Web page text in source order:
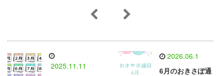
2025.11.11
2026.06.1
6月のおきさぽ通